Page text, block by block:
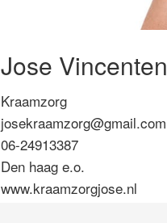
Jose Vincenten
Kraamzorg
josekraamzorg@gmail.com
06-24913387
Den haag e.o.
www.kraamzorgjose.nl